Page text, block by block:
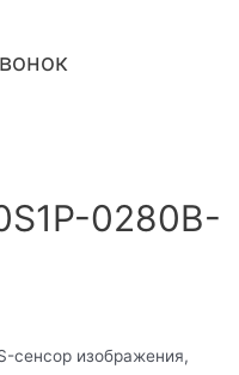
0280B-
сенсор изображения,